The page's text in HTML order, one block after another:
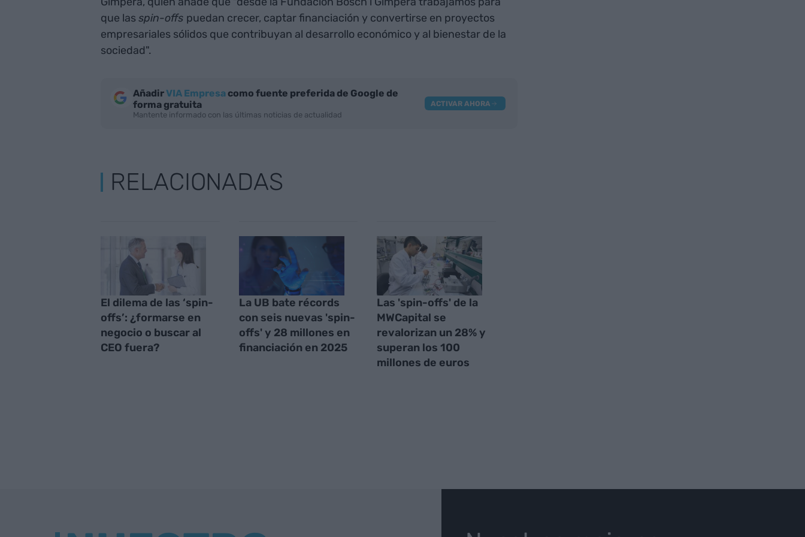
que lasspin-offs puedan crecer, captar financiación y convertirse en proyectos
empresariales sólidos que contribuyan al desarrollo económico y al bienestar de la
sociedad".
AñadirVIA Empresacomo fuente preferida de Google de
forma gratuita
Mantente informado con las últimas noticias de actualidad
ACTIVAR AHORA
RELACIONADAS
El dilema de las ‘spin-
offs’: ¿formarse en
negocio o buscar al
CEO fuera?
La UB bate récords
con seis nuevas 'spin-
offs' y 28 millones en
financiación en 2025
Las 'spin-offs' de la
MWCapital se
revalorizan un 28% y
superan los 100
millones de euros